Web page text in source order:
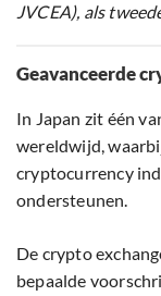
JVCEA), als
Geavanceerde
In Japan zit één
wereldwijd,
cryptocurrency
ondersteunen.
De crypto
bepaalde